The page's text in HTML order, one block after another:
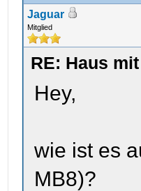
Jaguar
Mitglied
RE: Haus
Hey,
wie ist es
MB8)?